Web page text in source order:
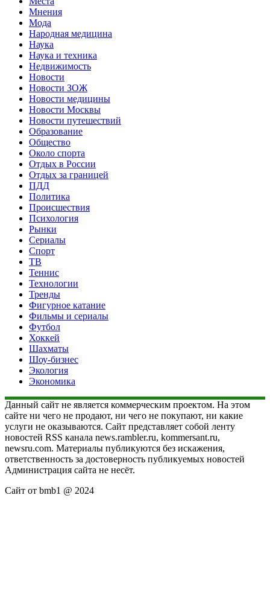
Мнения
Мода
Народная медицина
Наука
Наука и техника
Недвижимость
Новости
Новости ЗОЖ
Новости медицины
Новости Москвы
Новости путешествий
Образование
Общество
Около спорта
Отдых в России
Отдых за границей
ПДД
Политика
Происшествия
Психология
Рынки
Сериалы
Спорт
ТВ
Теннис
Технологии
Тренды
Фигурное катание
Фильмы и сериалы
Футбол
Хоккей
Шахматы
Шоу-бизнес
Экология
Экономика
Данный сайт не является коммерческим проектом. На этом
сайте ни чего не продают, ни чего не покупают, ни какие
услуги не оказываются. Сайт представляет собой ленту
новостей RSS канала news.rambler.ru, kommersant.ru,
newsru.com. Материалы публикуются без искажения,
ответственность за достоверность публикуемых новостей
Администрация сайта не несёт.
Сайт от bmb1 @ 2024